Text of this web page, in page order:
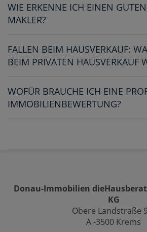
WIE ERKENNE ICH EINEN
MAKLER?
FALLEN BEIM HAUSVERKAUF:
BEIM PRIVATEN HAUSVERKAUF
WOFÜR BRAUCHE ICH EINE
IMMOBILIENBEWERTUNG?
Donau-Immobilien
KG
Obere Landstraße
A -3500 Krems